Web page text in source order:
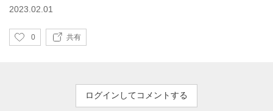
2023.02.01
い
0 共有
ログインしてコメントする